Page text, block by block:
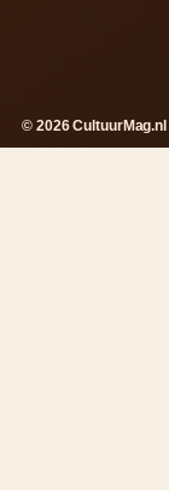
© 2026 CultuurMag.nl